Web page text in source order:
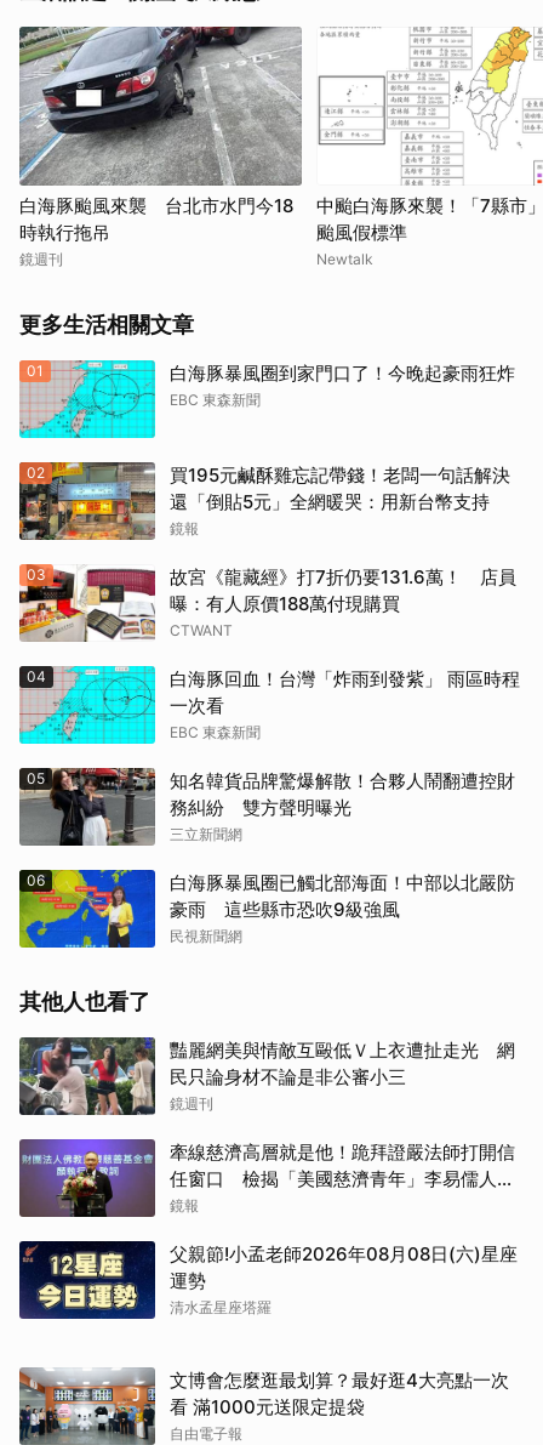
白海豚颱風來襲 台北市水門今18
時執行拖吊
鏡週刊
中颱白海豚來襲！「7縣市
颱風假標準
Newtalk
更多生活相關文章
01 白海豚暴風圈到家門口了！今晚起豪雨狂炸
EBC 東森新聞
02
買195元鹹酥雞忘記帶錢！老闆一句話解決
還「倒貼5元」全網暖哭：用新台幣支持
鏡報
03
故宮《龍藏經》打7折仍要131.6萬！ 店員
曝：有人原價188萬付現購買
CTWANT
04
白海豚回血！台灣「炸雨到發紫」 雨區時程
一次看
EBC 東森新聞
05
知名韓貨品牌驚爆解散！合夥人鬧翻遭控財
務糾紛 雙方聲明曝光
三立新聞網
06
白海豚暴風圈已觸北部海面！中部以北嚴防
豪雨 這些縣市恐吹9級強風
民視新聞網
其他人也看了
豔麗網美與情敵互毆低Ｖ上衣遭扯走光 網
民只論身材不論是非公審小三
鏡週刊
牽線慈濟高層就是他！跪拜證嚴法師打開信
任窗口 檢揭「美國慈濟青年」李易儒人脈
網絡
鏡報
父親節!小孟老師2026年08月08日(六)星座
運勢
清水孟星座塔羅
文博會怎麼逛最划算？最好逛4大亮點一次
看 滿1000元送限定提袋
自由電子報